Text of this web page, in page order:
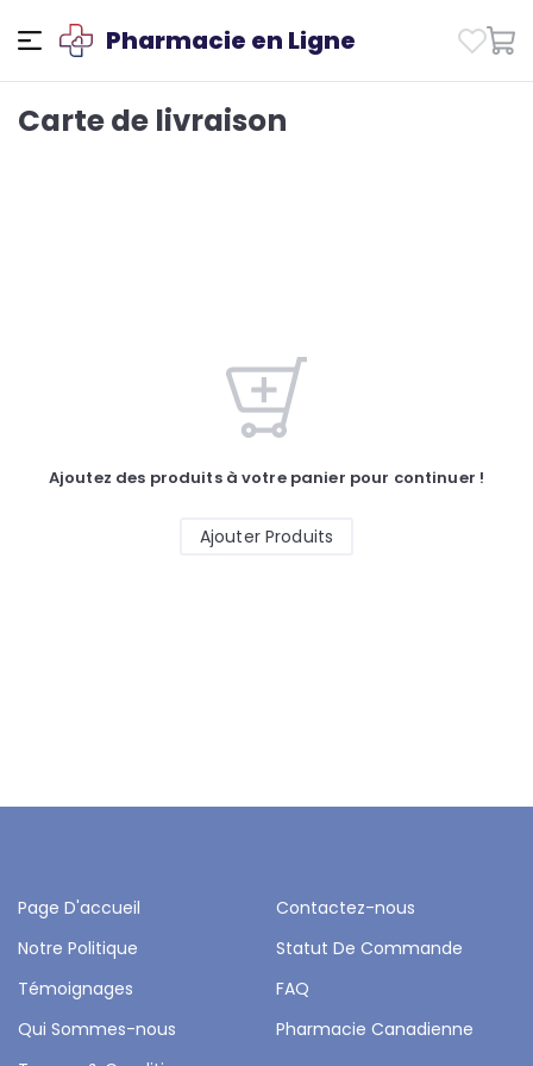
Pharmacie en Ligne
Carte de livraison
Ajoutez des produits à votre panier pour continuer !
Ajouter Produits
Page D'accueil
Contactez-nous
Notre Politique
Statut De Commande
Témoignages
FAQ
Qui Sommes-nous
Pharmacie Canadienne